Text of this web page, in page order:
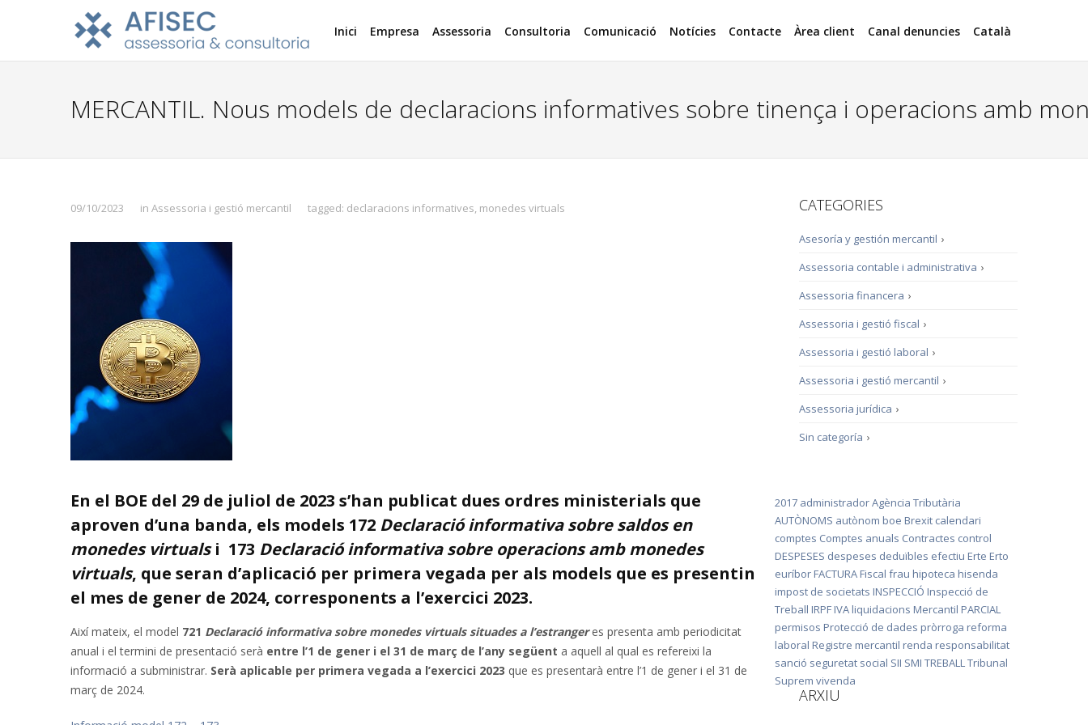
Inici Empresa Assessoria Consultoria Comunicació Notícies Contacte Àrea client Canal denuncies Català
MERCANTIL. Nous models de declaracions informatives sobre tinença i operacions amb
09/10/2023 in Assessoria i gestió mercantil tagged: declaracions informatives, monedes virtuals
En el BOE del 29 de juliol de 2023 s’han publicat dues ordres ministerials que
aproven d’una banda, els models 172 Declaració informativa sobre saldos en
monedes virtualsi 173 Declaració informativa sobre operacions amb monedes
virtuals, que seran d’aplicació per primera vegada per als models que es presentin
el mes de gener de 2024, corresponents a l’exercici 2023.
Així mateix, el model 721 Declaració informativa sobre monedes virtuals situades a l’estranger es presenta amb periodicitat
anual i el termini de presentació serà entre l’1 de gener i el 31 de març de l’any següent a aquell al qual es refereixi la
informació a subministrar. Serà aplicable per primera vegada a l’exercici 2023 que es presentarà entre l’1 de gener i el 31 de
març de 2024.
CATEGORIES
›
Asesoría y gestión mercantil
›
Assessoria contable i administrativa
›
Assessoria financera
›
Assessoria i gestió fiscal
›
Assessoria i gestió laboral
›
Assessoria i gestió mercantil
›
Assessoria jurídica
›
Sin categoría
2017 administradorAgència Tributària
AUTÒNOMS autònom boe Brexit calendari
comptes Comptes anuals Contractes control
DESPESES despeses deduïbles efectiu Erte Erto
euríbor FACTURA Fiscal frau hipoteca hisenda
impost de societats INSPECCIÓ Inspecció de
Treball IRPF IVA liquidacions Mercantil PARCIAL
permisos Protecció de dades pròrroga reforma
laboral Registre mercantil renda responsabilitat
sanció seguretat social SII SMI TREBALLTribunal
Suprem vivenda
ARXIU